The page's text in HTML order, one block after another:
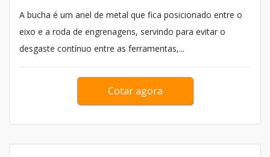
A bucha é um anel de metal que fica posicionado entre o
eixo e a roda de engrenagens, servindo para evitar o
desgaste contínuo entre as ferramentas,...
Cotar agora